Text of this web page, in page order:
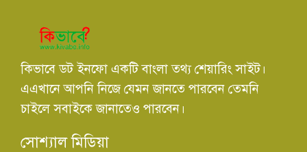
কিভাবে ডট ইনফো একটি বাংলা তথ্য শেয়ারিং সাইট।
এএখানে আপনি নিজে যেমন জানতে পারবেন তেমনি
চাইলে সবাইকে জানাতেও পারবেন।
সোশ্যাল মিডিয়া